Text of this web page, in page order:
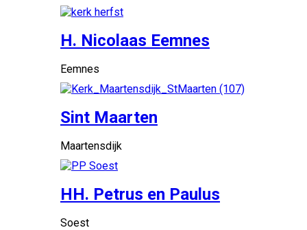
H. Nicolaas Eemnes
Eemnes
Sint Maarten
Maartensdijk
HH. Petrus en Paulus
Soest